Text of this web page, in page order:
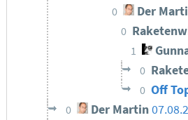
0 Der
0
1
0
0 Off
0 Der Martin